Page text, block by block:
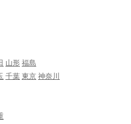
山形 福島
千葉 東京 神奈川